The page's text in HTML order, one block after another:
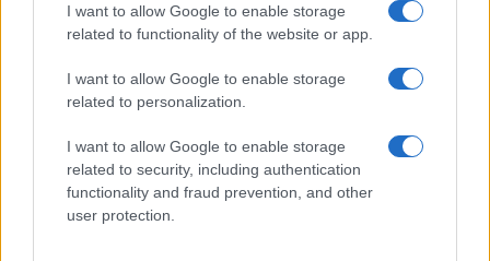
I want to allow Google to enable storage
related to functionality of the website or app.
I want to allow Google to enable storage
related to personalization.
I want to allow Google to enable storage
related to security, including authentication
functionality and fraud prevention, and other
user protection.
Bourses européennes : l’impact des négociations sur le détroit
d’Ormuz
Thomas Lefevre · 6 Août 2026
NEWS